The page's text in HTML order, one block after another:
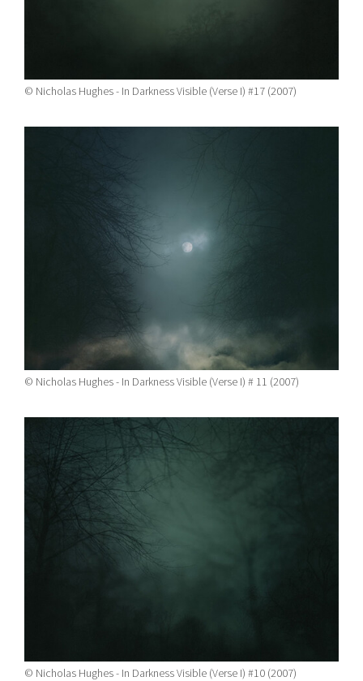
© Nicholas Hughes - In Darkness Visible (Verse I) #17 (2007)
© Nicholas Hughes - In Darkness Visible (Verse I) # 11 (2007)
© Nicholas Hughes - In Darkness Visible (Verse I) #10 (2007)